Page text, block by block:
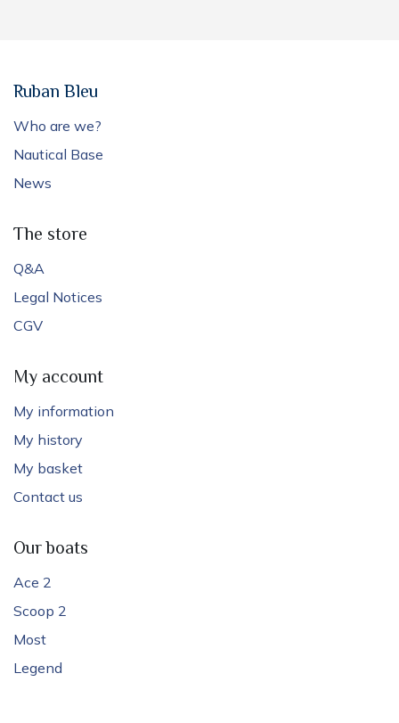
Ruban Bleu
Who are we?
Nautical Base
News
The store
Q&A
Legal Notices
CGV
My account
My information
My history
My basket
Contact us
Our boats
Ace 2
Scoop 2
Most
Legend